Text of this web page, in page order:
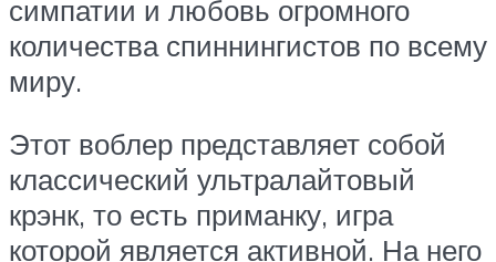
симпатии и любовь огромного
количества спиннингистов по всему
миру.
Этот воблер представляет собой
классический ультралайтовый
крэнк, то есть приманку, игра
которой является активной. На него